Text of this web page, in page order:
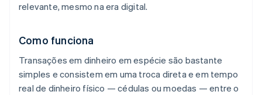
relevante, mesmo na era digital.
Como funciona
Transações em dinheiro em espécie são bastante
simples e consistem em uma troca direta e em tempo
real de dinheiro físico — cédulas ou moedas — entre o